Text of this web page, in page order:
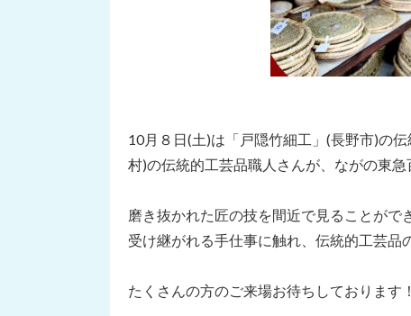
10月８日(土)は「戸隠竹細工」(長野市)の
村)の伝統的工芸品職人さんが、ながの東急
磨き抜かれた匠の技を間近で見ることがで
受け継がれる手仕事に触れ、伝統的工芸品
たくさんの方のご来場お待ちしております！